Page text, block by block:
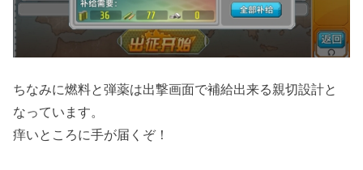
ちなみに燃料と弾薬は出撃画面で補給出来る親切設計と
なっています。
痒いところに手が届くぞ！